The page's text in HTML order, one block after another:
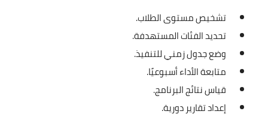
تشخيص مستوى الطلاب.
تحديد الفئات المستهدفة.
وضع جدول زمني للتنفيذ.
متابعة الأداء أسبوعيًا.
قياس نتائج البرنامج.
إعداد تقارير دورية.